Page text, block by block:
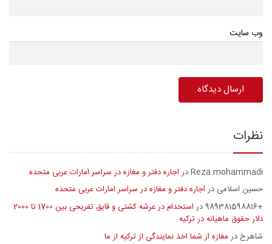
وب سایت
نظرات
Reza mohammadiدر اجاره دفتر و مغازه در سراسر امارات عربی متحده
حسین اسلامی در اجاره دفتر و مغازه در سراسر امارات عربی متحده
+989381598816
در
استخدام در عرشه کشتی و قایق تفریحی بین 1700 تا 2000
دلار حقوق ماهیانه در ترکیه
شاهرخ در مغازه از شما اخذ نمایندگی از ترکیه از ما